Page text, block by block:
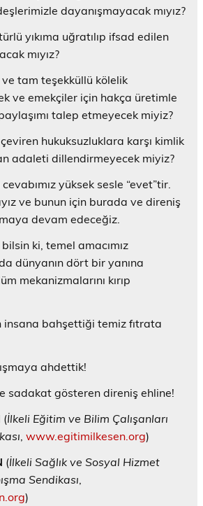
dayanışmayacak mıyız?
yıkıma uğratılıp ifsad edilen
mıyız?
ve tam teşekküllü kölelik
ve emekçiler için hakça üretimle
talep etmeyecek miyiz?
hukuksuzluklara karşı kimlik
adaleti dillendirmeyecek miyiz?
yüksek sesle “evet”tir.
ve bunun için burada ve direniş
devam edeceğiz.
ki, temel amacımız
dünyanın dört bir yanına
mekanizmalarını kırıp
insana bahşettiği temiz fıtrata
ahdettik!
sadakat gösteren direniş ehline!
(İlkeli Eğitim ve Bilim Çalışanları
www.egitimilkesen.org)
(İlkeli Sağlık ve Sosyal Hizmet
Sendikası
)